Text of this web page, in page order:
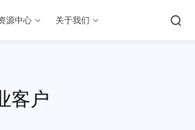
源中心 关于我们
客户